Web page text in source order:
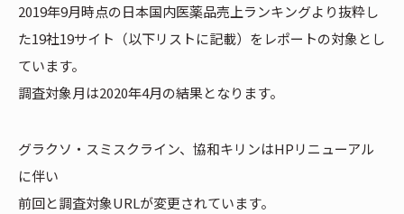
2019年9月時点の日本国内医薬品売上ランキングより抜粋し
た19社19サイト（以下リストに記載）をレポートの対象とし
ています。
調査対象月は2020年4月の結果となります。
グラクソ・スミスクライン、協和キリンはHPリニューアル
に伴い
前回と調査対象URLが変更されています。